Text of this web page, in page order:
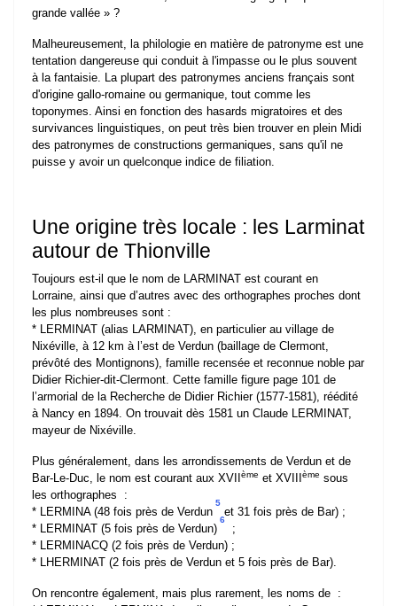
grande vallée » ?
Malheureusement, la philologie en matière de patronyme est une
tentation dangereuse qui conduit à l'impasse ou le plus souvent
à la fantaisie. La plupart des patronymes anciens français sont
d'origine gallo-romaine ou germanique, tout comme les
toponymes. Ainsi en fonction des hasards migratoires et des
survivances linguistiques, on peut très bien trouver en plein Midi
des patronymes de constructions germaniques, sans qu'il ne
puisse y avoir un quelconque indice de filiation.
Une origine très locale : les Larminat
autour de Thionville
Toujours est-il que le nom de LARMINAT est courant en
Lorraine, ainsi que d’autres avec des orthographes proches dont
les plus nombreuses sont :
* LERMINAT (alias LARMINAT), en particulier au village de
Nixéville, à 12 km à l’est de Verdun (baillage de Clermont,
prévôté des Montignons), famille recensée et reconnue noble par
Didier Richier-dit-Clermont. Cette famille figure page 101 de
l’armorial de la Recherche de Didier Richier (1577-1581), réédité
à Nancy en 1894. On trouvait dès 1581 un Claude LERMINAT,
mayeur de Nixéville.
Plus généralement, dans les arrondissements de Verdun et de
Bar-Le-Duc, le nom est courant aux XVII
ème et XVIII ème sous
les orthographes :
* LERMINA (48 fois près de Verdun
5
et 31 fois près de Bar) ;
* LERMINAT (5 fois près de Verdun)
6
;
* LERMINACQ (2 fois près de Verdun) ;
* LHERMINAT (2 fois près de Verdun et 5 fois près de Bar).
On rencontre également, mais plus rarement, les noms de :